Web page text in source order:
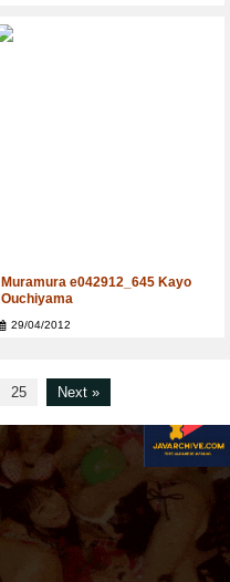
Muramura e042912_645 Kayo
Ouchiyama
29/04/2012
25 Next »